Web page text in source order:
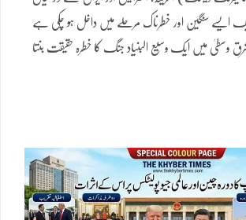
ایسے سنگین اور خطرناک مرحلے میں داخل ہو چکی ہے
میں ایک وسیع البنیاد جنگ کا خطرہ حقیقت بنتا